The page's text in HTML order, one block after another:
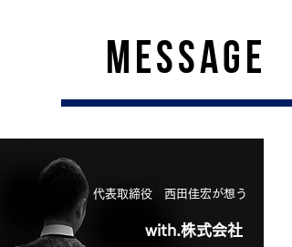
MESSAGE
代表取締役 西田佳宏が想う
with.株式会社